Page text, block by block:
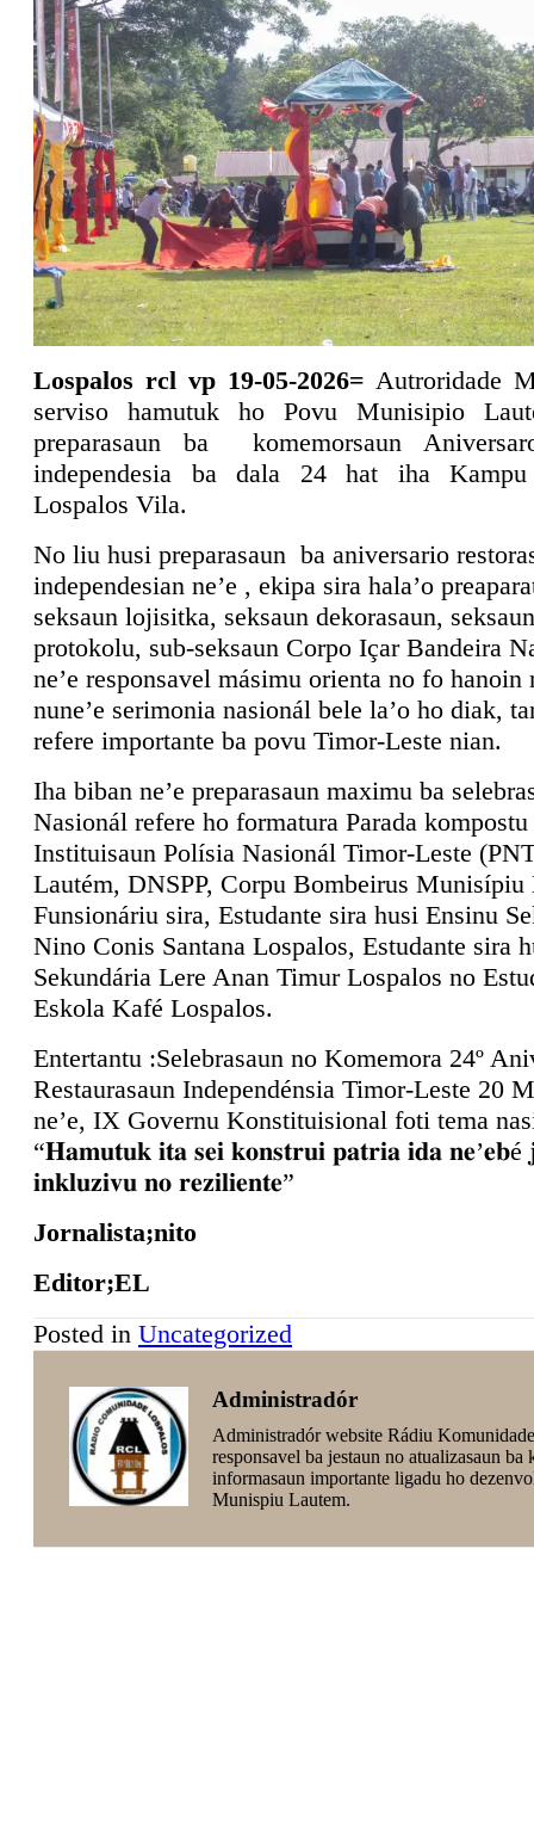
Lospalos rcl vp 19-05-2026= Autroridade
serviso hamutuk ho Povu Munisipio
preparasaun ba komemorsaun
independesia ba dala 24 hat iha
Lospalos Vila.
No liu husi preparasaun ba aniversario
independesian ne’e , ekipa sira hala’o
seksaun lojisitka, seksaun dekorasaun,
protokolu, sub-seksaun Corpo Içar Bandeira
ne’e responsavel másimu orienta no fo hanoin
nune’e serimonia nasionál bele la’o ho diak,
refere importante ba povu Timor-Leste nian.
Iha biban ne’e preparasaun maximu ba
Nasionál refere ho formatura Parada
Instituisaun Polísia Nasionál Timor-Leste
Lautém, DNSPP, Corpu Bombeirus Munisípiu
Funsionáriu sira, Estudante sira husi Ensinu
Nino Conis Santana Lospalos, Estudante sira
Sekundária Lere Anan Timur Lospalos no
Eskola Kafé Lospalos.
Entertantu :Selebrasaun no Komemora 24º
Restaurasaun Independénsia Timor-Leste 20
ne’e, IX Governu Konstituisional foti tema
“𝐇𝐚𝐦𝐮𝐭𝐮𝐤 𝐢𝐭𝐚 𝐬𝐞𝐢 𝐤𝐨𝐧𝐬𝐭𝐫𝐮𝐢 𝐩𝐚𝐭𝐫𝐢𝐚 𝐢𝐝𝐚 𝐧𝐞’𝐞𝐛é
𝐢𝐧𝐤𝐥𝐮𝐳𝐢𝐯𝐮 𝐧𝐨 𝐫𝐞𝐳𝐢𝐥𝐢𝐞𝐧𝐭𝐞”
Jornalista;nito
Editor;EL
Posted in Uncategorized
Administradór
Administradór website Rádiu
responsavel ba jestaun no atualizasaun ba
informasaun importante ligadu ho
Munispiu Lautem.